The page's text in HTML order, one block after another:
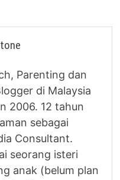
Parenting dan
di Malaysia
2006. 12 tahun
sebagai
Consultant.
seorang isteri
anak (belum plan